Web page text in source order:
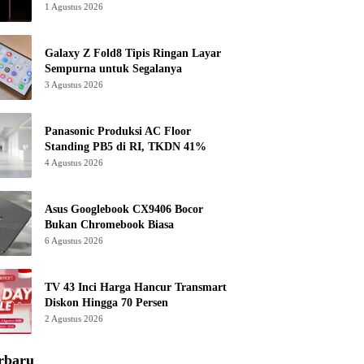
1 Agustus 2026
Galaxy Z Fold8 Tipis Ringan Layar
Sempurna untuk Segalanya
3 Agustus 2026
Panasonic Produksi AC Floor
Standing PB5 di RI, TKDN 41%
4 Agustus 2026
Asus Googlebook CX9406 Bocor
Bukan Chromebook Biasa
6 Agustus 2026
TV 43 Inci Harga Hancur Transmart
Diskon Hingga 70 Persen
2 Agustus 2026